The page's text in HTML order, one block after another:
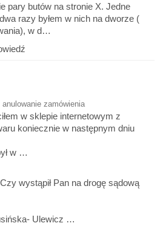
pary butów na stronie X. Jedne
razy byłem w nich na dworze (
w d…
anulowanie zamówienia
w sklepie internetowym z
koniecznie w następnym dniu
w …
wystąpił Pan na drogę sądową
Ulewicz …